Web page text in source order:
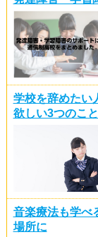
学校を辞めたい
欲しい3つのこと
音楽療法も学べ
場所に